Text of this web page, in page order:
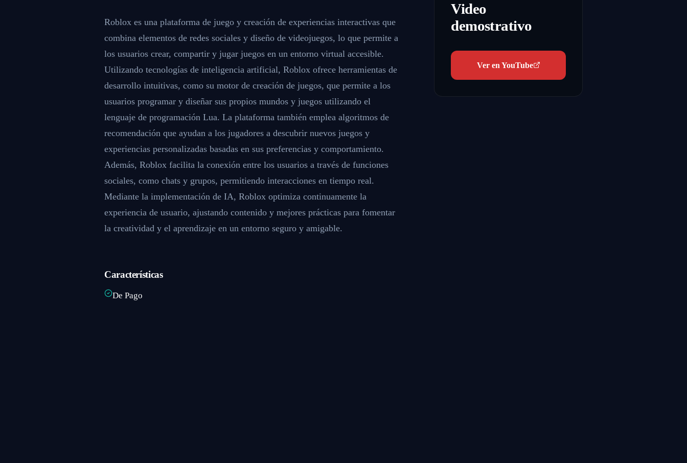
Roblox es una plataforma de juego y creación de experiencias interactivas que
combina elementos de redes sociales y diseño de videojuegos, lo que permite a
los usuarios crear, compartir y jugar juegos en un entorno virtual accesible.
Utilizando tecnologías de inteligencia artificial, Roblox ofrece herramientas de
desarrollo intuitivas, como su motor de creación de juegos, que permite a los
usuarios programar y diseñar sus propios mundos y juegos utilizando el
lenguaje de programación Lua. La plataforma también emplea algoritmos de
recomendación que ayudan a los jugadores a descubrir nuevos juegos y
experiencias personalizadas basadas en sus preferencias y comportamiento.
Además, Roblox facilita la conexión entre los usuarios a través de funciones
sociales, como chats y grupos, permitiendo interacciones en tiempo real.
Mediante la implementación de IA, Roblox optimiza continuamente la
experiencia de usuario, ajustando contenido y mejores prácticas para fomentar
la creatividad y el aprendizaje en un entorno seguro y amigable.
Características
De Pago
Video
demostrativo
Ver en YouTube